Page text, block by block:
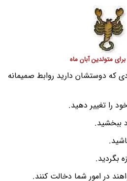
که دوستشان دارید روابط صمیمانه
را تغییر دهید.
ببخشید.
بگردید.
در امور شما دخالت کنند.